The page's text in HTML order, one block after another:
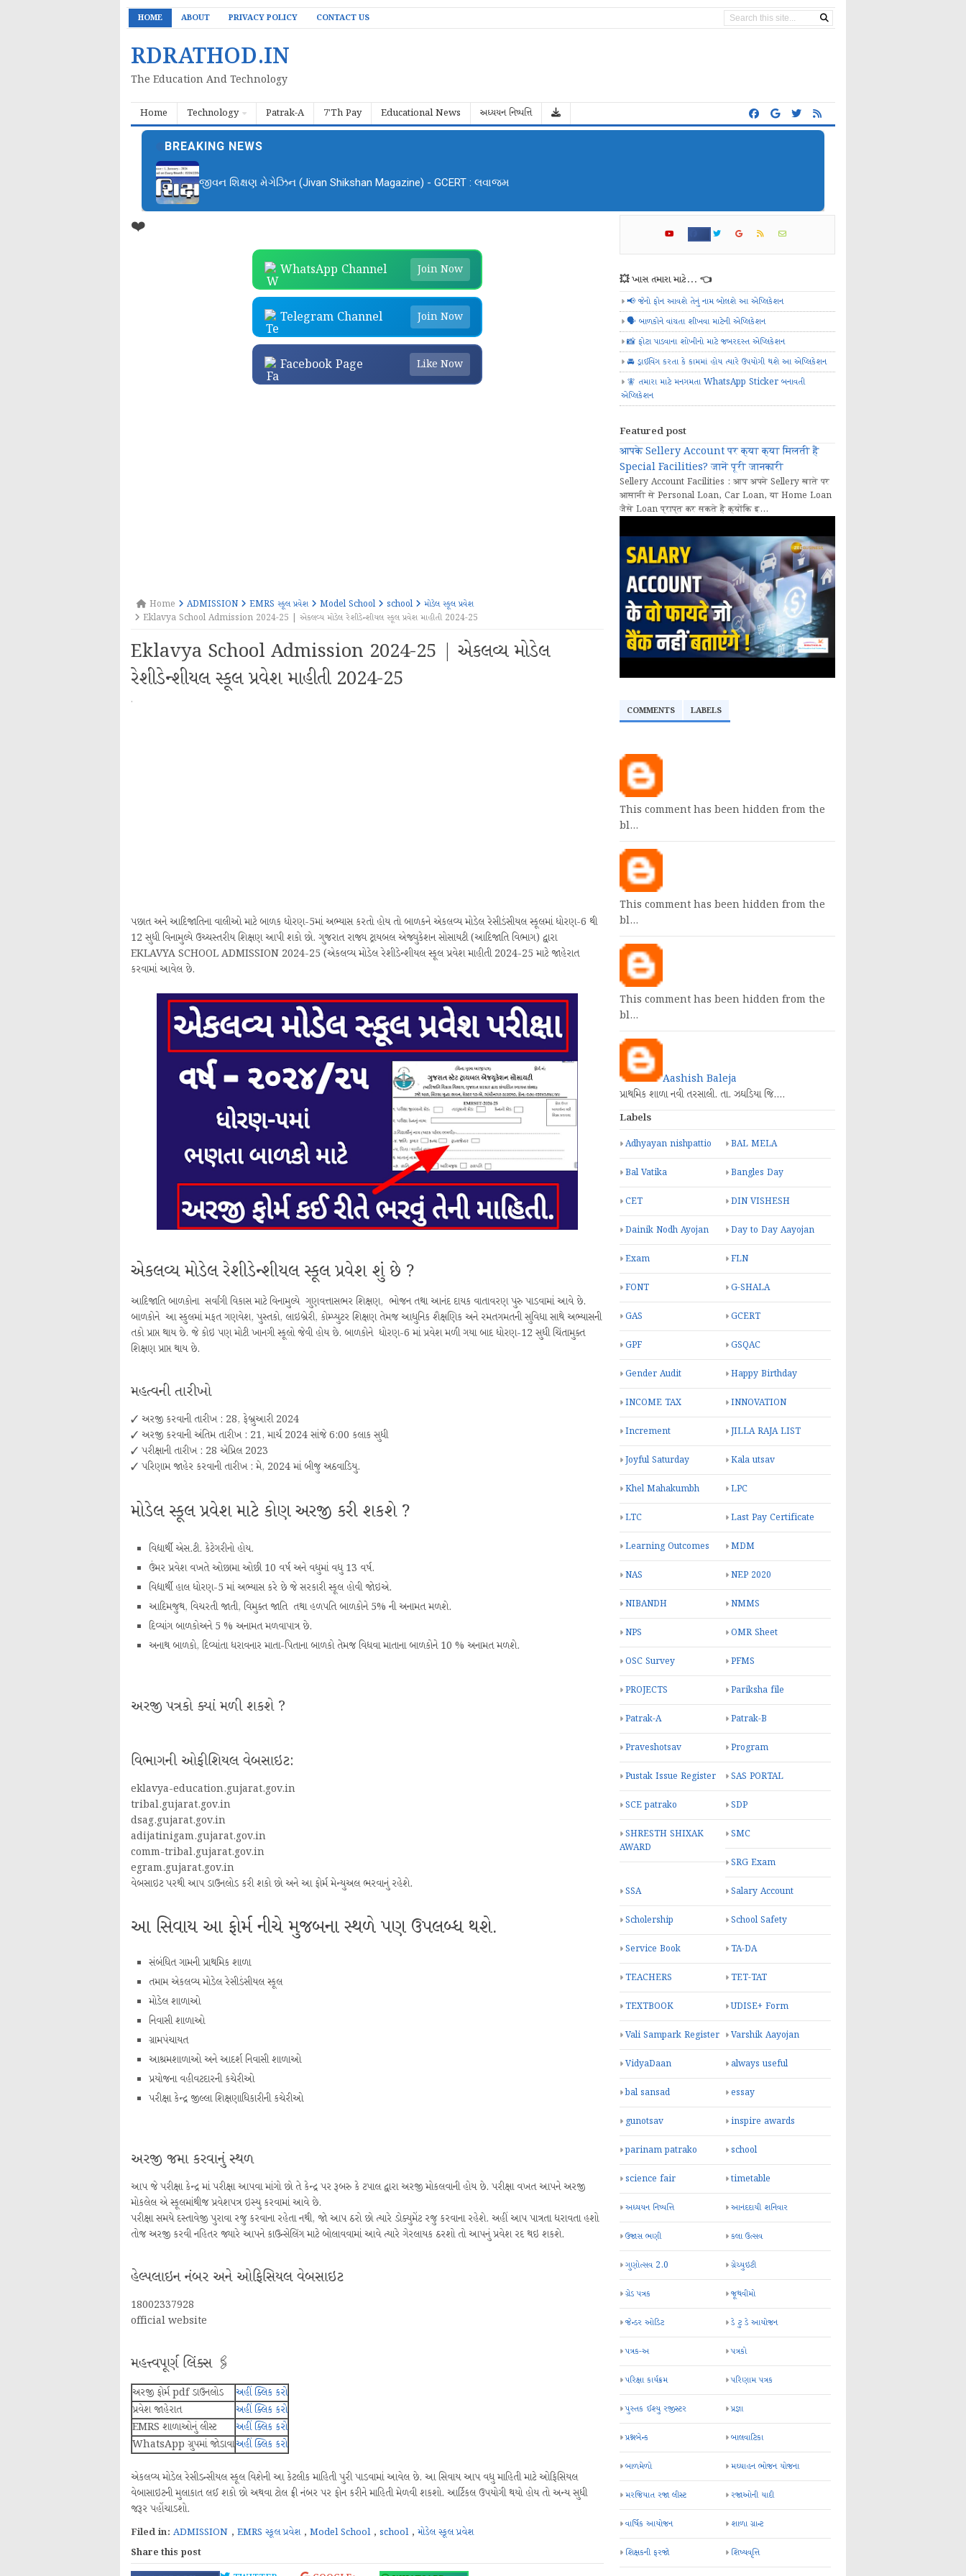
HOME ABOUT PRIVACY POLICY CONTACT US
RDRATHOD.IN
The Education And Technology
Home Technology Patrak-A 7'Th Pay Educational News અધ્યયન નિષ્પત્તિ
BREAKING NEWS
જીવન શિક્ષણ મેગેઝિન (Jivan Shikshan Magazine) - GCERT : લવાજમ
❤️
WhatsApp Channel Join Now
Telegram Channel Join Now
Facebook Page Like Now
Home ADMISSION EMRS સ્કૂલ પ્રવેશ Model School school
મોડેલ સ્કૂલ પ્રવેશ
Eklavya School Admission 2024-25 | એકલવ્ય મોડેલ રેશીડેન્શીયલ સ્કૂલ પ્રવેશ માહીતી 2024-25
Eklavya School Admission 2024-25 | એકલવ્ય મોડેલ
રેશીડેન્શીયલ સ્કૂલ પ્રવેશ માહીતી 2024-25
·
પછાત અને આદિજાતિના વાલીઓ માટે બાળક ધોરણ-5માં અભ્યાસ કરતો હોય તો બાળકને એકલવ્ય મોડેલ રેસીડંસીયલ સ્કૂલમાં ધોરણ-6 થી
12 સુધી વિનામુલ્યે ઉચ્ચસ્તરીય શિક્ષણ આપી શકો છો. ગુજરાત રાજ્ય ટ્રાયબલ એજ્યુકેશન સોસાયટી (આદિજાતિ વિભાગ) દ્વારા
EKLAVYA SCHOOL ADMISSION 2024-25 (એકલવ્ય મોડેલ રેશીડેન્શીયલ સ્કૂલ પ્રવેશ માહીતી 2024-25 માટે જાહેરાત
કરવામાં આવેલ છે.
એકલવ્ય મોડેલ રેશીડેન્શીયલ સ્કૂલ પ્રવેશ શું છે ?
આદિજાતિ બાળકોના સર્વાંગી વિકાસ માટે વિનામુલ્યે ગુણવત્તાસભર શિક્ષણ, ભોજન તથા આનંદ દાયક વાતાવરણ પુરુ પાડવામાં આવે છે.
બાળકોને આ સ્કુલમાં મફત ગણવેશ, પુસ્તકો, લાઇબ્રેરી, કોમ્પ્યુટર શિક્ષણ તેમજ આધુનિક શૈક્ષણિક અને રમતગમતની સુવિધા સાથે અભ્યાસની
તકો પ્રાપ્ત થાય છે. જે કોઇ પણ મોટી ખાનગી સ્કૂલો જેવી હોય છે. બાળકોને ધોરણ-6 માં પ્રવેશ મળી ગયા બાદ ધોરણ-12 સુધી ચિંતામુક્ત
શિક્ષણ પ્રાપ્ત થાય છે.
મહત્વની તારીખો
✓ અરજી કરવાની તારીખ : 28, ફેબ્રુઆરી 2024
✓ અરજી કરવાની અંતિમ તારીખ : 21, માર્ચ 2024 સાંજે 6:00 કલાક સુધી
✓ પરીક્ષાની તારીખ : 28 એપ્રિલ 2023
✓ પરિણામ જાહેર કરવાની તારીખ : મે, 2024 માં બીજુ અઠવાડિયુ.
મોડેલ સ્કૂલ પ્રવેશ માટે કોણ અરજી કરી શકશે ?
વિદ્યાર્થી એસ.ટી. કેટેગરીનો હોય.
ઉંમર પ્રવેશ વખતે ઓછામા ઓછી 10 વર્ષ અને વધુમાં વધુ 13 વર્ષ.
વિદ્યાર્થી હાલ ધોરણ-5 માં અભ્યાસ કરે છે જે સરકારી સ્કૂલ હોવી જોઇએ.
આદિમજુથ, વિચરતી જાતી, વિમુક્ત જાતિ તથા હળપતિ બાળકોને 5% ની અનામત મળશે.
દિવ્યાંગ બાળકોઅને 5 % અનામત મળવાપાત્ર છે.
અનાથ બાળકો, દિવ્યાંતા ધરાવનાર માતા-પિતાના બાળકો તેમજ વિધવા માતાના બાળકોને 10 % અનામત મળશે.
અરજી પત્રકો ક્યાં મળી શકશે ?
વિભાગની ઓફીશિયલ વેબસાઇટ:
eklavya-education.gujarat.gov.in
tribal.gujarat.gov.in
dsag.gujarat.gov.in
adijatinigam.gujarat.gov.in
comm-tribal.gujarat.gov.in
egram.gujarat.gov.in
વેબસાઇટ પરથી આપ ડાઉનલોડ કરી શકો છો અને આ ફોર્મ મેન્યુઅલ ભરવાનું રહેશે.
આ સિવાય આ ફોર્મ નીચે મુજબના સ્થળે પણ ઉપલબ્ધ થશે.
સંબંધિત ગામની પ્રાથમિક શાળા
તમામ એકલવ્ય મોડેલ રેસીડંસીયલ સ્કૂલ
મોડેલ શાળાઓ
નિવાસી શાળાઓ
ગ્રામપંચાયત
આશ્રમશાળાઓ અને આદર્શ નિવાસી શાળાઓ
પ્રયોજના વહીવટદારની કચેરીઓ
પરીક્ષા કેન્દ્ર જીલ્લા શિક્ષણાધિકારીની કચેરીઓ
અરજી જમા કરવાનું સ્થળ
આપ જે પરીક્ષા કેન્દ્ર માં પરીક્ષા આપવા માંગો છો તે કેન્દ્ર પર રૂબરુ કે ટપાલ દ્વારા અરજી મોકલવાની હોય છે. પરીક્ષા વખત આપને અરજી
મોકલેલ એ સ્કૂલમાંથીજ પ્રવેશપત્ર ઇસ્યુ કરવામાં આવે છે.
પરીક્ષા સમયે દસ્તાવેજી પુરાવા રજુ કરવાના રહેતા નથી, જો આપ ઠરો છો ત્યારે ડોક્યુમેંટ રજુ કરવાના રહેશે. અહીં આપ પાત્રતા ધરાવતા હશો
તોજ અરજી કરવી નહિતર જ્યારે આપને કાઉન્સેલિંગ માટે બોલાવવામાં આવે ત્યારે ગેરલાયક ઠરશો તો આપનું પ્રવેશ રદ થઇ શકશે.
હેલ્પલાઇન નંબર અને ઓફિસિયલ વેબસાઇટ
18002337928
official website
મહત્ત્વપૂર્ણ લિંક્સ 🖇️
અરજી ફોર્મ pdf ડાઉનલોડ
અહીં ક્લિક કરો
પ્રવેશ જાહેરાત
અહીં ક્લિક કરો
EMRS શાળાઓનું લીસ્ટ
અહીં ક્લિક કરો
WhatsApp ગ્રુપમાં જોડાવાઅહીં ક્લિક કરો
એકલવ્ય મોડેલ રેસીડન્સીયલ સ્કૂલ વિશેની આ કેટલીક માહિતી પુરી પાડવામાં આવેલ છે. આ સિવાય આપ વધુ માહિતી માટે ઓફિસિયલ
વેબાસાઇટની મુલાકાત લઈ શકો છો અથવા ટોલ ફ્રી નંબર પર ફોન કરીને માહિતી મેળવી શકશો. આર્ટિકલ ઉપયોગી થયો હોય તો અન્ય સુધી
જરૂર પહોંચાડશો.
Filed in: ADMISSION , EMRS સ્કૂલ પ્રવેશ, Model School, school, મોડેલ સ્કૂલ પ્રવેશ
Share this post
💥 ખાસ તમારા માટે... 👈
📢 જેનો ફોન આવશે તેનું નામ બોલશે આ એપ્લિકેશન
🗣️ બાળકોને વાંચતા શીખવા માટેની એપ્લિકેશન
📸 ફોટા પાડવાના શોખીનો માટે જબરદસ્ત એપ્લિકેશન
🚘 ડ્રાઈવિંગ કરતા કે કામમાં હોય ત્યારે ઉપયોગી થશે આ એપ્લિકેશન
🧚 તમારા માટે મનગમતા WhatsApp Sticker બનાવતી
એપ્લિકેશન
Featured post
आपके Sellery Account पर क्या क्या मिलती हैं
Special Facilities? जानें पूरी जानकारी
Sellery Account Facilities : आप अपने Sellery खाते पर
आसानी से Personal Loan, Car Loan, या Home Loan
जैसे Loan प्राप्त कर सकते हैं क्योंकि इ...
COMMENTS LABELS
This comment has been hidden from the
bl…
This comment has been hidden from the
bl…
This comment has been hidden from the
bl…
Aashish Baleja
પ્રાથમિક શાળા નવી તરસાલી. તા. ઝઘડિયા જિ.…
Labels
Adhyayan nishpattio BAL MELA
Bal Vatika Bangles Day
CET DIN VISHESH
Dainik Nodh Ayojan Day to Day Aayojan
Exam FLN
FONT G-SHALA
GAS GCERT
GPF GSQAC
Gender Audit Happy Birthday
INCOME TAX INNOVATION
Increment JILLA RAJA LIST
Joyful Saturday Kala utsav
Khel Mahakumbh LPC
LTC Last Pay Certificate
Learning Outcomes MDM
NAS NEP 2020
NIBANDH NMMS
NPS OMR Sheet
OSC Survey PFMS
PROJECTS Pariksha file
Patrak-A Patrak-B
Praveshotsav Program
Pustak Issue Register SAS PORTAL
SCE patrako SDP
SHRESTH SHIXAK
AWARD
SMC
SRG Exam
SSA Salary Account
Scholership School Safety
Service Book TA-DA
TEACHERS TET-TAT
TEXTBOOK UDISE+ Form
Vali Sampark Register Varshik Aayojan
VidyaDaan always useful
bal sansad essay
gunotsav inspire awards
parinam patrako school
science fair timetable
અધ્યયન નિષ્પત્તિ આનંદદાયી શનિવાર
ઉજાસ ભણી કલા ઉત્સવ
ગુણોત્સવ 2.0 ગ્રેચ્યુઇટી
ગ્રેડ પત્રક જૂથવીમો
જેન્ડર ઓડિટ ડે ટુ ડે આયોજન
પત્રક-અ પત્રકો
પરિક્ષા કાર્યક્રમ પરિણામ પત્રક
પુસ્તક ઈશ્યુ રજીસ્ટર પ્રજ્ઞા
પ્રશ્નબેન્ક બાલવાટિકા
બાળમેળો મઘ્યાહન ભોજન યોજના
મરજિયાત રજા લીસ્ટ રજાઓની યાદી
વાર્ષિક આયોજન શાળા ગ્રાન્ટ
શિક્ષકની ફરજો શિષ્યવૃત્તિ